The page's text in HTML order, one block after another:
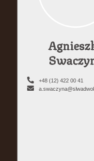
+48 (12) 422 00 41